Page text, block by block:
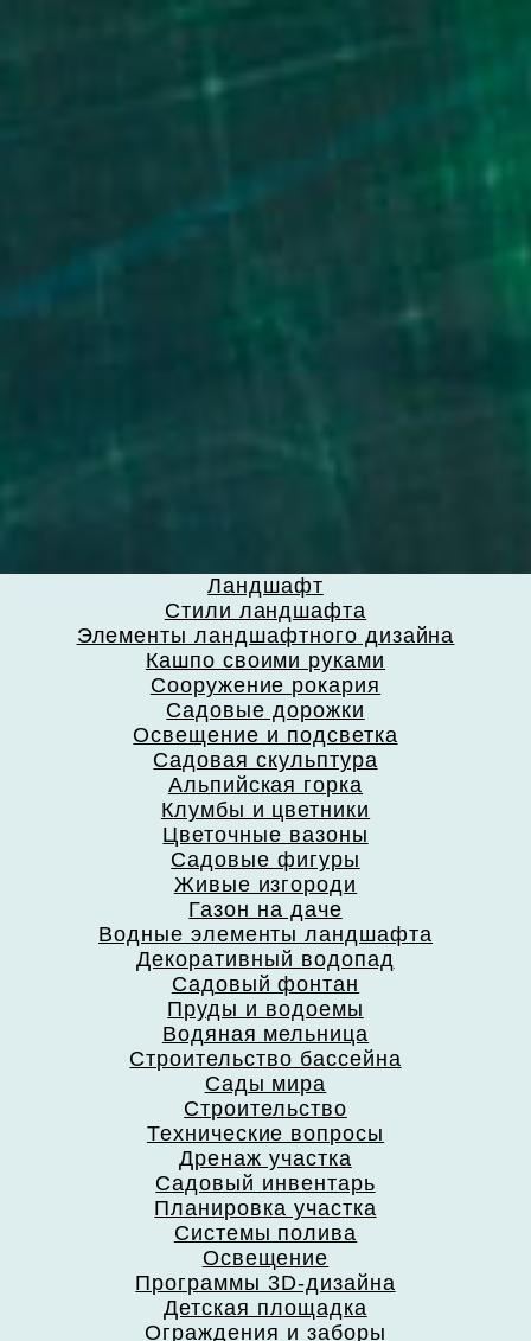
Ландшафт
Стили ландшафта
Элементы ландшафтного дизайна
Кашпо своими руками
Сооружение рокария
Садовые дорожки
Освещение и подсветка
Садовая скульптура
Альпийская горка
Клумбы и цветники
Цветочные вазоны
Садовые фигуры
Живые изгороди
Газон на даче
Водные элементы ландшафта
Декоративный водопад
Садовый фонтан
Пруды и водоемы
Водяная мельница
Строительство бассейна
Сады мира
Строительство
Технические вопросы
Дренаж участка
Садовый инвентарь
Планировка участка
Системы полива
Освещение
Программы 3D-дизайна
Детская площадка
Ограждения и заборы